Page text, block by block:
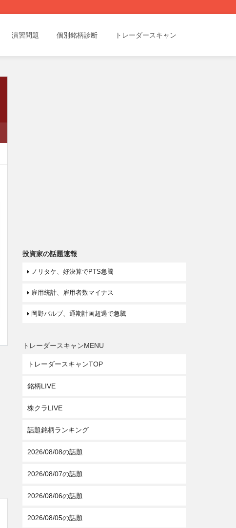
演習問題 個別銘柄診断 トレーダースキャン
投資家の話題速報
ノリタケ、好決算でPTS急騰
雇用統計、雇用者数マイナス
岡野バルブ、通期計画超過で急騰
トレーダースキャンMENU
トレーダースキャンTOP
銘柄LIVE
株クラLIVE
話題銘柄ランキング
2026/08/08の話題
2026/08/07の話題
2026/08/06の話題
2026/08/05の話題